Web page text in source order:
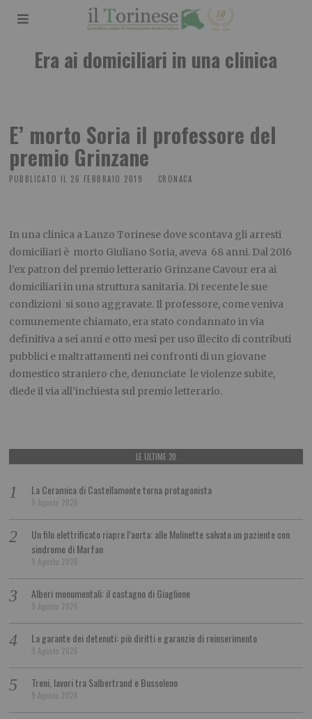
Era ai domiciliari in una clinica
E’ morto Soria il professore del
premio Grinzane
PUBBLICATO IL 26 FEBBRAIO 2019 CRONACA
In una clinica a Lanzo Torinese dove scontava gli arresti
domiciliari è morto Giuliano Soria, aveva 68 anni. Dal 2016
l’ex patron del premio letterario Grinzane Cavour era ai
domiciliari in una struttura sanitaria. Di recente le sue
condizioni si sono aggravate. Il professore, come veniva
comunemente chiamato, era stato condannato in via
definitiva a sei anni e otto mesi per uso illecito di contributi
pubblici e maltrattamenti nei confronti di un giovane
domestico straniero che, denunciate le violenze subite,
diede il via all’inchiesta sul premio letterario.
LE ULTIME 20
La Ceramica di Castellamonte torna protagonista
9 Agosto 2026
Un filo elettrificato riapre l’aorta: alle Molinette salvato un paziente con
sindrome di Marfan
9 Agosto 2026
Alberi monumentali: il castagno di Giaglione
9 Agosto 2026
La garante dei detenuti: più diritti e garanzie di reinserimento
9 Agosto 2026
Treni, lavori tra Salbertrand e Bussoleno
9 Agosto 2026